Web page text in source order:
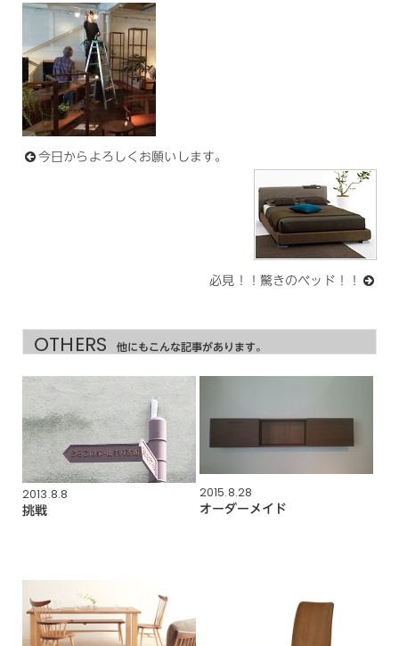
今日からよろしくお願いします。
必見！！驚きのベッド！！
OTHERS 他にもこんな記事があります。
2013.8.8
挑戦
2015.8.28
オーダーメイド